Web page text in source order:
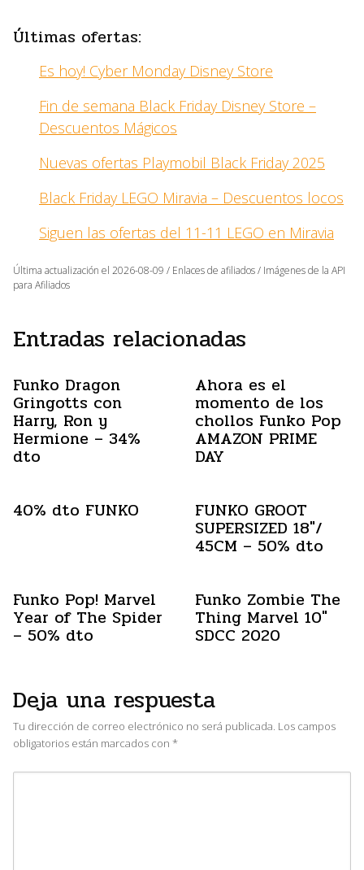
Últimas ofertas:
Es hoy! Cyber Monday Disney Store
Fin de semana Black Friday Disney Store –
Descuentos Mágicos
Nuevas ofertas Playmobil Black Friday 2025
Black Friday LEGO Miravia – Descuentos locos
Siguen las ofertas del 11-11 LEGO en Miravia
Última actualización el 2026-08-09 / Enlaces de afiliados / Imágenes de la API
para Afiliados
Entradas relacionadas
Funko Dragon
Gringotts con
Harry, Ron y
Hermione – 34%
dto
Ahora es el
momento de los
chollos Funko Pop
AMAZON PRIME
DAY
40% dto FUNKO FUNKO GROOT
SUPERSIZED 18″/
45CM – 50% dto
Funko Pop! Marvel
Year of The Spider
– 50% dto
Funko Zombie The
Thing Marvel 10″
SDCC 2020
Deja una respuesta
Tu dirección de correo electrónico no será publicada. Los campos
obligatorios están marcados con *